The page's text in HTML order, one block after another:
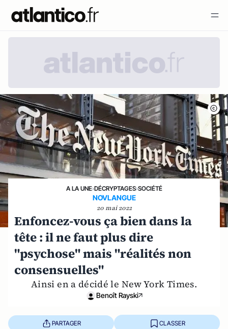
A LA UNE›DÉCRYPTAGES›SOCIÉTÉ
NOVLANGUE
20 mai 2022
Enfoncez-vous ça bien dans la
tête : il ne faut plus dire
"psychose" mais "réalités non
consensuelles"
Ainsi en a décidé le New York Times.
Benoît Rayski
PARTAGER CLASSER